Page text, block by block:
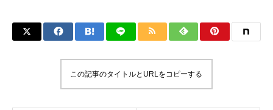
この記事のタイトルとURLをコピーする